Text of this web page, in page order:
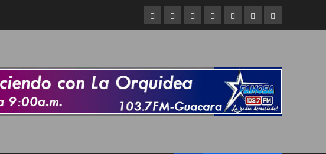
InicioRefran
del
Asi
hablamos
Asi
brillamos
Liderazgo
Criollo
De
interés
Caracas
nos